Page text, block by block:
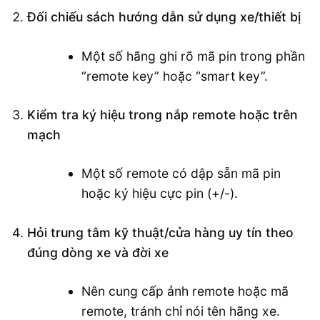
Đối chiếu sách hướng dẫn sử dụng xe/thiết bị
Một số hãng ghi rõ mã pin trong phần
“remote key” hoặc “smart key”.
Kiểm tra ký hiệu trong nắp remote hoặc trên
mạch
Một số remote có dập sẵn mã pin
hoặc ký hiệu cực pin (+/-).
Hỏi trung tâm kỹ thuật/cửa hàng uy tín theo
đúng dòng xe và đời xe
Nên cung cấp ảnh remote hoặc mã
remote, tránh chỉ nói tên hãng xe.